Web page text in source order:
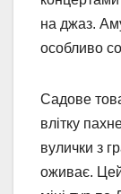
на джаз.
особливо
Садове
влітку
вулички з
оживає.